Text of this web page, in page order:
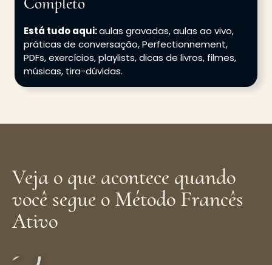
Está tudo aqui:aulas gravadas, aulas ao vivo,
práticas de conversação, Perfectionnement,
PDFs, exercícios, playlists, dicas de livros, filmes,
músicas, tira-dúvidas.
Veja o que acontece quando
você segue o Método Francês
Ativo